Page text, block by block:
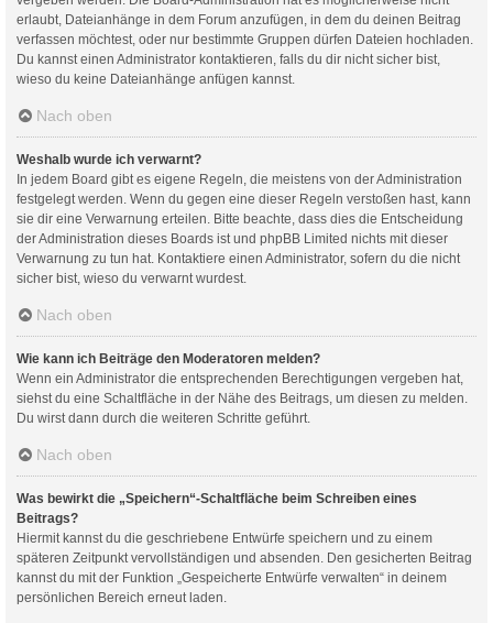
erlaubt, Dateianhänge in dem Forum anzufügen, in dem du deinen Beitrag
verfassen möchtest, oder nur bestimmte Gruppen dürfen Dateien hochladen.
Du kannst einen Administrator kontaktieren, falls du dir nicht sicher bist,
wieso du keine Dateianhänge anfügen kannst.
Nach oben
Weshalb wurde ich verwarnt?
In jedem Board gibt es eigene Regeln, die meistens von der Administration
festgelegt werden. Wenn du gegen eine dieser Regeln verstoßen hast, kann
sie dir eine Verwarnung erteilen. Bitte beachte, dass dies die Entscheidung
der Administration dieses Boards ist und phpBB Limited nichts mit dieser
Verwarnung zu tun hat. Kontaktiere einen Administrator, sofern du die nicht
sicher bist, wieso du verwarnt wurdest.
Nach oben
Wie kann ich Beiträge den Moderatoren melden?
Wenn ein Administrator die entsprechenden Berechtigungen vergeben hat,
siehst du eine Schaltfläche in der Nähe des Beitrags, um diesen zu melden.
Du wirst dann durch die weiteren Schritte geführt.
Nach oben
Was bewirkt die „Speichern“-Schaltfläche beim Schreiben eines
Beitrags?
Hiermit kannst du die geschriebene Entwürfe speichern und zu einem
späteren Zeitpunkt vervollständigen und absenden. Den gesicherten Beitrag
kannst du mit der Funktion „Gespeicherte Entwürfe verwalten“ in deinem
persönlichen Bereich erneut laden.